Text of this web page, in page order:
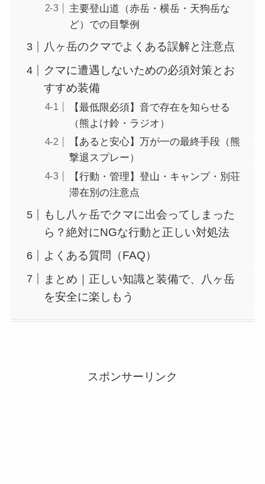
主要登山道（赤岳・横岳・天狗岳な
ど）での目撃例
八ヶ岳のクマでよくある誤解と注意点
クマに遭遇しないための必須対策とお
すすめ装備
【最低限必須】音で存在を知らせる
（熊よけ鈴・ラジオ）
【あると安心】万が一の最終手段（熊
撃退スプレー）
【行動・管理】登山・キャンプ・別荘
滞在別の注意点
もし八ヶ岳でクマに出会ってしまった
ら？絶対にNGな行動と正しい対処法
よくある質問（FAQ）
まとめ｜正しい知識と装備で、八ヶ岳
を安全に楽しもう
スポンサーリンク